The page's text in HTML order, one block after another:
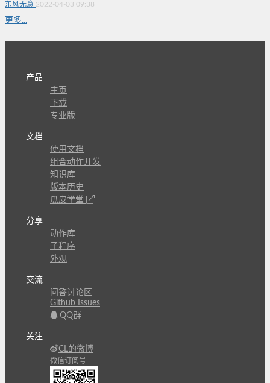
东风无意 2022-04-03 09:38
更多...
产品
主页
下载
专业版
文档
使用文档
组合动作开发
知识库
版本历史
瓜皮学堂
分享
动作库
子程序
外观
交流
问答讨论区
Github Issues
QQ群
关注
CL的微博
微信订阅号